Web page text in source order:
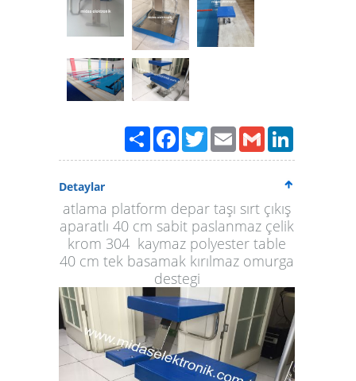
PaylaşFacebook
TwitterEmailGmail
Detaylar
atlama platform depar taşı sırt çıkış
aparatlı 40 cm sabit paslanmaz çelik
krom 304 kaymaz polyester table
40 cm tek basamak kırılmaz omurga
destegi